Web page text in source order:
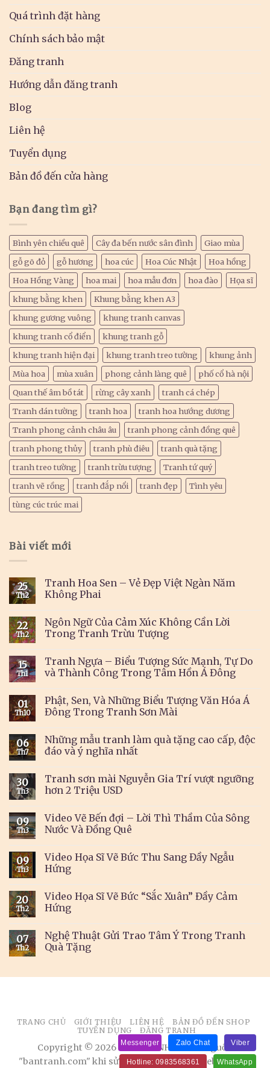
Quá trình đặt hàng
Chính sách bảo mật
Đăng tranh
Hướng dẫn đăng tranh
Blog
Liên hệ
Tuyển dụng
Bản đồ đến cửa hàng
Bạn đang tìm gì?
Bình yên chiều quê Cây đa bến nước sân đình
Giao mùa
gỗ gõ đỏ
gỗ hương hoa cúc Hoa Cúc Nhật
Hoa hồng
Hoa Hồng Vàng
hoa mai hoa mẫu đơn hoa đào
Họa sĩ
khung bằng khen
Khung bằng khen A3
khung gương vuông
khung tranh canvas
khung tranh cổ điển
khung tranh gỗ
khung tranh hiện đại
khung tranh treo tường
khung ảnh
Mùa hoa
mùa xuân phong cảnh làng quê
phố cổ hà nội
Quan thế âm bồ tát
rừng cây xanh
tranh cá chép
Tranh dán tường
tranh hoa
tranh hoa hướng dương
Tranh phong cảnh châu âu
tranh phong cảnh đồng quê
tranh phong thủy
tranh phù điêu
tranh quà tặng
tranh treo tường
tranh trừu tượng
Tranh tứ quý
tranh vẽ rồng
tranh đắp nổi tranh đẹp
Tình yêu
tùng cúc trúc mai
Bài viết mới
25
Th2
Tranh Hoa Sen – Vẻ Đẹp Việt Ngàn Năm
Không Phai
22
Th2
Ngôn Ngữ Của Cảm Xúc Không Cần Lời
Trong Tranh Trừu Tượng
15
Th1
Tranh Ngựa – Biểu Tượng Sức Mạnh, Tự Do
và Thành Công Trong Tâm Hồn Á Đông
01
Th10
Phật, Sen, Và Những Biểu Tượng Văn Hóa Á
Đông Trong Tranh Sơn Mài
06
Th7
Những mẫu tranh làm quà tặng cao cấp, độc
đáo và ý nghĩa nhất
30
Th3
Tranh sơn mài Nguyễn Gia Trí vượt ngưỡng
hơn 2 Triệu USD
09
Th3
Video Vẽ Bến đợi – Lời Thì Thầm Của Sông
Nước Và Đồng Quê
09
Th3
Video Họa Sĩ Vẽ Bức Thu Sang Đầy Ngẫu
Hứng
20
Th2
Video Họa Sĩ Vẽ Bức “Sắc Xuân” Đầy Cảm
Hứng
07
Th2
Nghệ Thuật Gửi Trao Tâm Ý Trong Tranh
Quà Tặng
TRANG CHỦ GIỚI THIỆU LIÊN HỆ
BẢN ĐỒ ĐẾN SHOP
TUYỂN DỤNG
ĐĂNG TRANH
Copyright © 2026 BÁN TRANH. Ghi rõ nguồn
"bantranh.com" khi sử dụng thông tin từ website này
Viber
Zalo Chat
Messenger
WhatsApp
Hotline: 0983568361